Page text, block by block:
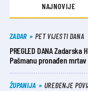
NAJNOVIJE
ZADAR PET VIJESTI DANA
PREGLED DANA
Pašmanu pronađen mrtav
ŽUPANIJA UREĐENJE